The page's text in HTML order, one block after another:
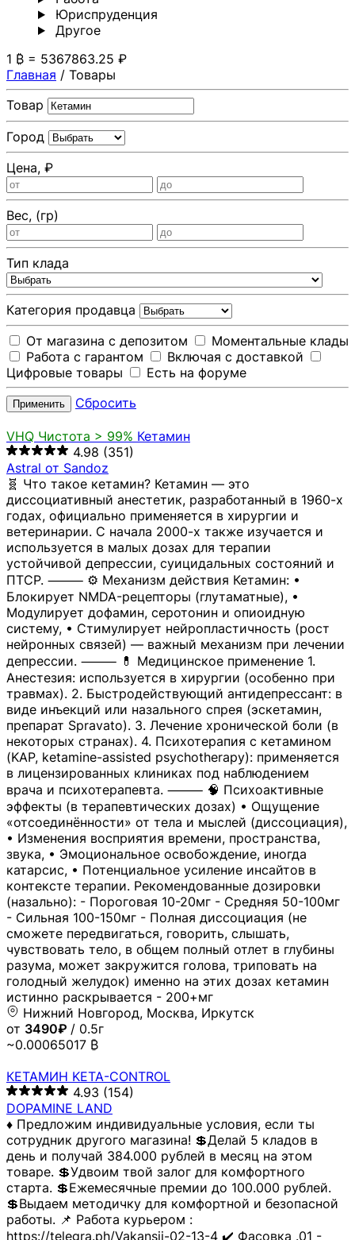
Юриспруденция
Другoе
1 ₿ = 5367863.25 ₽
Главная / Товары
Товар
Город
Цена, ₽
Вес, (гр)
Тип клада
Категория продавца
От магазина с депозитом
Моментальные клады
Работа с гарантом
Включая с доставкой
Цифровые товары
Есть на форуме
Применить Сбросить
VHQ Чистота > 99% Кетамин
4.98 (351)
Astral от Sandoz
🧬 Что такое кетамин? Кетамин — это
диссоциативный анестетик, разработанный в 1960-х
годах, официально применяется в хирургии и
ветеринарии. С начала 2000-х также изучается и
используется в малых дозах для терапии
устойчивой депрессии, суицидальных состояний и
ПТСР. ⸻ ⚙️ Механизм действия Кетамин: •
Блокирует NMDA-рецепторы (глутаматные), •
Модулирует дофамин, серотонин и опиоидную
систему, • Стимулирует нейропластичность (рост
нейронных связей) — важный механизм при лечении
депрессии. ⸻ 💊 Медицинское применение 1.
Анестезия: используется в хирургии (особенно при
травмах). 2. Быстродействующий антидепрессант: в
виде инъекций или назального спрея (эскетамин,
препарат Spravato). 3. Лечение хронической боли (в
некоторых странах). 4. Психотерапия с кетамином
(KAP, ketamine-assisted psychotherapy): применяется
в лицензированных клиниках под наблюдением
врача и психотерапевта. ⸻ 🧠 Психоактивные
эффекты (в терапевтических дозах) • Ощущение
«отсоединённости» от тела и мыслей (диссоциация),
• Изменения восприятия времени, пространства,
звука, • Эмоциональное освобождение, иногда
катарсис, • Потенциальное усиление инсайтов в
контексте терапии. Рекомендованные дозировки
(назально): - Пороговая 10-20мг - Средняя 50-100мг
- Сильная 100-150мг - Полная диссоциация (не
сможете передвигаться, говорить, слышать,
чувствовать тело, в общем полный отлет в глубины
разума, может закружится голова, триповать на
голодный желудок) именно на этих дозах кетамин
истинно раскрывается - 200+мг
Нижний Новгород, Москва, Иркутск
от 3490₽ / 0.5г
~0.00065017 ₿
КЕТАМИН KETA-CONTROL
4.93 (154)
DOPAMINE LAND
♦️ Предложим индивидуальные условия, если ты
сотрудник другого магазина! 💲Делай 5 кладов в
день и получай 384.000 рублей в месяц на этом
товаре. 💲Удвоим твой залог для комфортного
старта. 💲Ежемесячные премии до 100.000 рублей.
💲Выдаем методичку для комфортной и безопасной
работы. 📌 Работа курьером :
https://telegra.ph/Vakansii-02-13-4 ✔️ Фасовка .01 -